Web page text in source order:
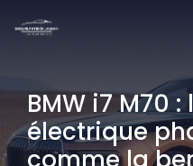
BMW i7 M70
électrique